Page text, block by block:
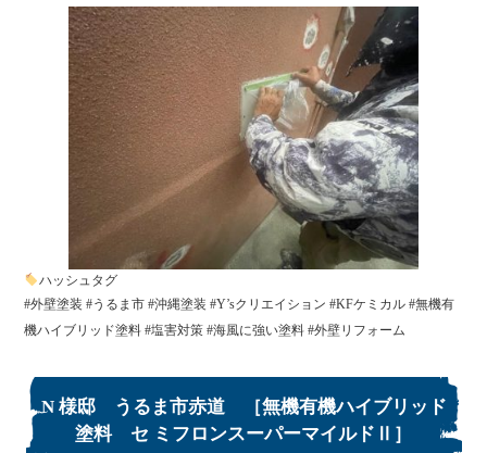
ハッシュタグ
#外壁塗装 #うるま市 #沖縄塗装 #Y’sクリエイション #KFケミカル #無機有
機ハイブリッド塗料 #塩害対策 #海風に強い塗料 #外壁リフォーム
N 様邸 うるま市赤道 ［無機有機ハイブリッド
塗料 セ ミフロンスーパーマイルドⅡ］